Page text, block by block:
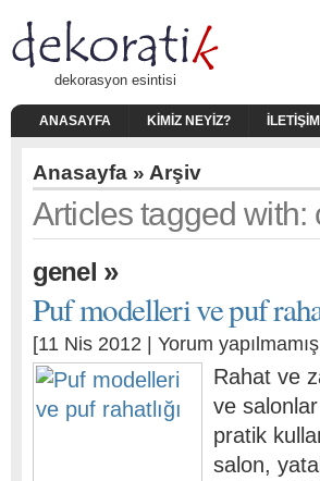
dekorasyon esintisi
ANASAYFA KIMIZ NEYIZ? İLETIŞIM
Anasayfa » Arşiv
Articles tagged with:
genel »
Puf modelleri ve puf
[11 Nis 2012 | Yorum yapılmamış
Rahat ve
ve
pratik
salon,